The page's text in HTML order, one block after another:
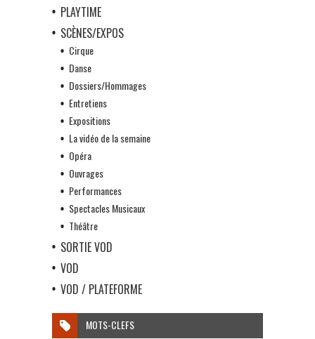
PLAYTIME
SCÈNES/EXPOS
Cirque
Danse
Dossiers/Hommages
Entretiens
Expositions
La vidéo de la semaine
Opéra
Ouvrages
Performances
Spectacles Musicaux
Théâtre
SORTIE VOD
VOD
VOD / PLATEFORME
MOTS-CLEFS